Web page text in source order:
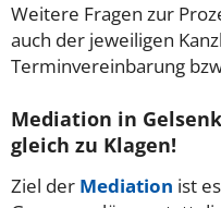
Weitere Fragen zur
auch der jeweiligen
Terminvereinbarung
Mediation in
gleich zu Klagen!
Ziel der Mediation ist